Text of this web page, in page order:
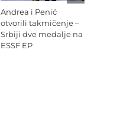
Andrea i Penić
otvorili takmičenje –
Srbiji dve medalje na
ESSF EP